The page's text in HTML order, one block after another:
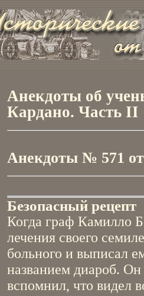
Анекдоты об
Кардано. Часть II
Анекдоты № 571 от
Безопасный рецепт
Когда граф Камилло
лечения своего
больного и выписал
названием диароб. Он
вспомнил, что видел